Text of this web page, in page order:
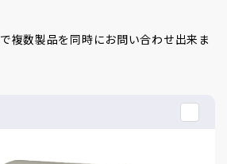
複数製品を同時にお問い合わせ出来ま